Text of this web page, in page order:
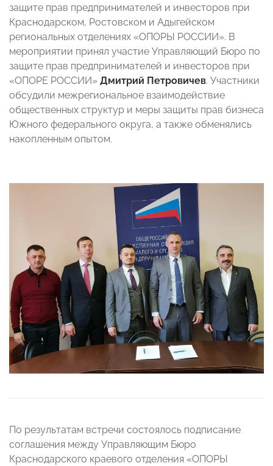
защите прав предпринимателей и инвесторов при
Краснодарском, Ростовском и Адыгейском
региональных отделениях «ОПОРЫ РОССИИ». В
мероприятии принял участие Управляющий Бюро по
защите прав предпринимателей и инвесторов при
«ОПОРЕ РОССИИ» Дмитрий Петровичев. Участники
обсудили межрегиональное взаимодействие
общественных структур и меры защиты прав бизнеса
Южного федерального округа, а также обменялись
накопленным опытом.
По результатам встречи состоялось подписание
соглашения между Управляющим Бюро
Краснодарского краевого отделения «ОПОРЫ